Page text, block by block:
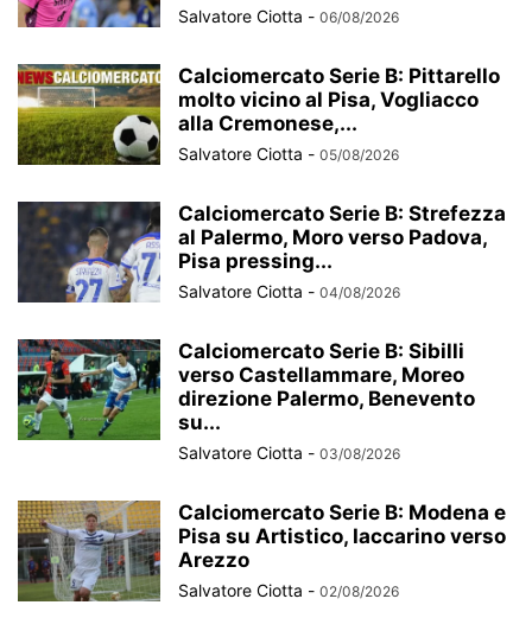
Salvatore Ciotta - 06/08/2026
Calciomercato Serie B: Pittarello
molto vicino al Pisa, Vogliacco
alla Cremonese,...
Salvatore Ciotta - 05/08/2026
Calciomercato Serie B: Strefezza
al Palermo, Moro verso Padova,
Pisa pressing...
Salvatore Ciotta - 04/08/2026
Calciomercato Serie B: Sibilli
verso Castellammare, Moreo
direzione Palermo, Benevento
su...
Salvatore Ciotta - 03/08/2026
Calciomercato Serie B: Modena e
Pisa su Artistico, Iaccarino verso
Arezzo
Salvatore Ciotta - 02/08/2026